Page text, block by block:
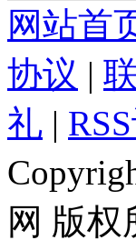
网站首
协议 |
礼 |
网 版权